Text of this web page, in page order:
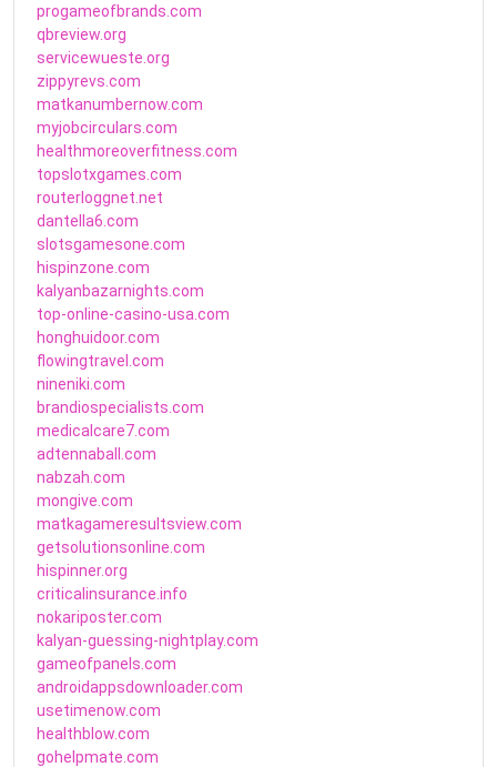
progameofbrands.com
qbreview.org
servicewueste.org
zippyrevs.com
matkanumbernow.com
myjobcirculars.com
healthmoreoverfitness.com
topslotxgames.com
routerloggnet.net
dantella6.com
slotsgamesone.com
hispinzone.com
kalyanbazarnights.com
top-online-casino-usa.com
honghuidoor.com
flowingtravel.com
nineniki.com
brandiospecialists.com
medicalcare7.com
adtennaball.com
nabzah.com
mongive.com
matkagameresultsview.com
getsolutionsonline.com
hispinner.org
criticalinsurance.info
nokariposter.com
kalyan-guessing-nightplay.com
gameofpanels.com
androidappsdownloader.com
usetimenow.com
healthblow.com
gohelpmate.com